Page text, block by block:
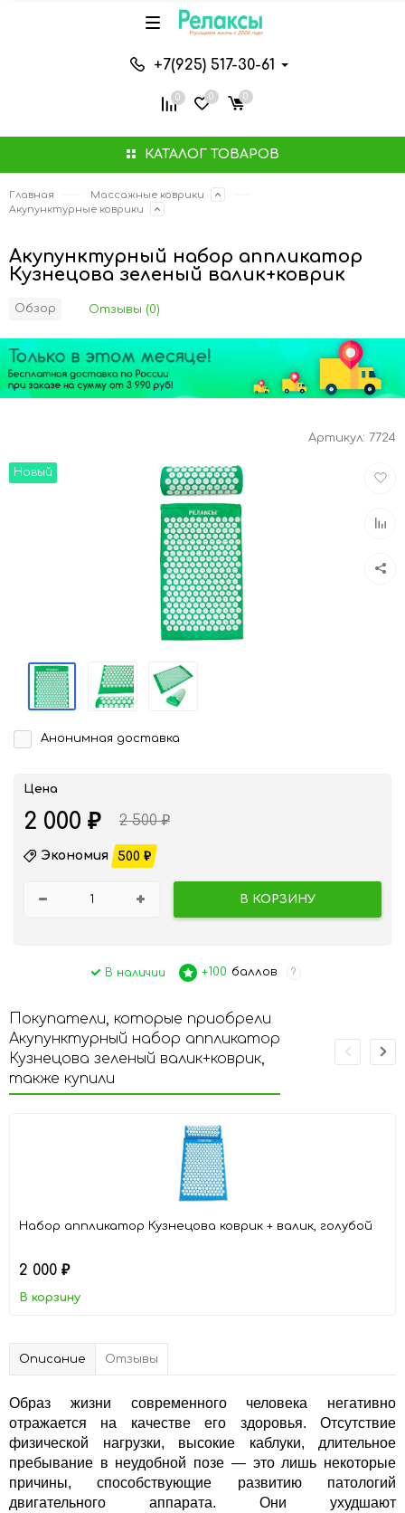
КАТАЛОГ ТОВАРОВ
+7(925) 517-30-61
0 0 0
Главная
Массажные коврики
Акупунктурные коврики
Акупунктурный набор аппликатор
Кузнецова зеленый валик+коврик
Обзор Отзывы (0)
Новый
Артикул: 7724
Анонимная доставка
Цена
2 000 ₽ 2 500₽
Экономия 500 ₽
В КОРЗИНУ
+100 баллов ?
В наличии
Покупатели, которые приобрели
Акупунктурный набор аппликатор
Кузнецова зеленый валик+коврик,
также купили
Набор аппликатор Кузнецова коврик + валик, голубой
2 000 ₽
В корзину
Описание Отзывы
Образ жизни современного человека негативно
отражается на качестве его здоровья. Отсутствие
физической нагрузки, высокие каблуки, длительное
пребывание в неудобной позе — это лишь некоторые
причины, способствующие развитию патологий
двигательного аппарата. Они ухудшают